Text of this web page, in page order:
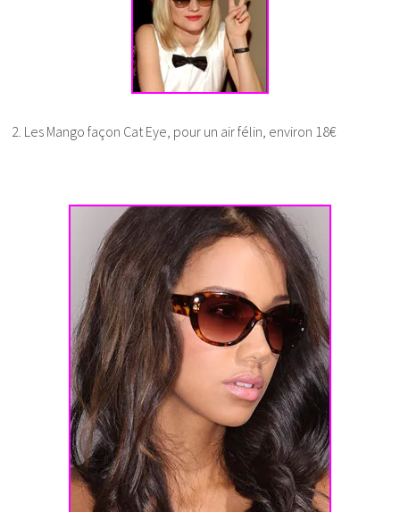
2. Les Mango façon Cat Eye, pour un air félin, environ 18€